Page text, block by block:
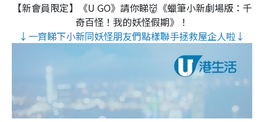
【新會員限定】《U GO》請你睇👹《蠟筆小新劇場版：千
奇百怪！我的妖怪假期》！
↓一齊睇下小新同妖怪朋友們點樣聯手拯救屋企人啦↓